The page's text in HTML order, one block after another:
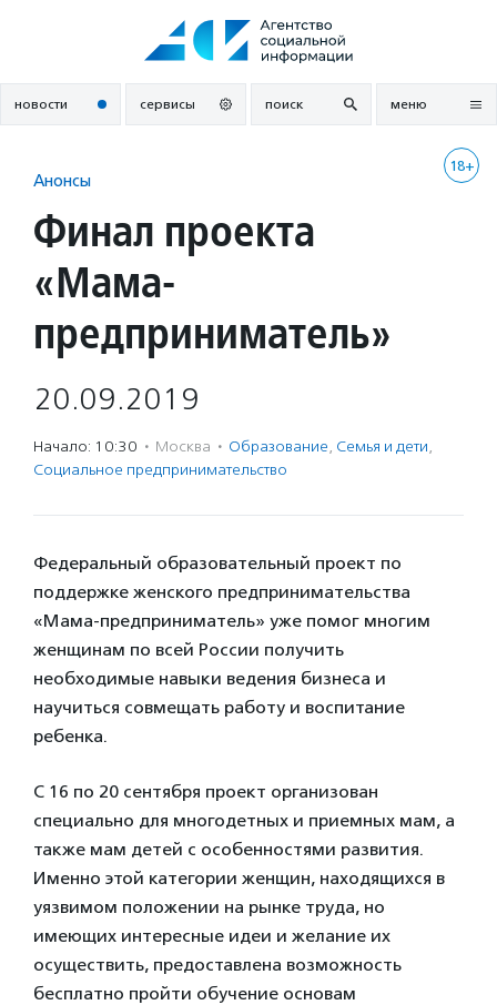
новости сервисы поиск меню
18+
Анонсы
Финал проекта
«Мама-
предприниматель»
20.09.2019
Начало: 10:30 · Москва · Образование, Семья и дети,
Социальное предпри­нима­тель­ство
Федеральный образовательный проект по
поддержке женского предпринимательства
«Мама-предприниматель» уже помог многим
женщинам по всей России получить
необходимые навыки ведения бизнеса и
научиться совмещать работу и воспитание
ребенка.
С 16 по 20 сентября проект организован
специально для многодетных и приемных мам, а
также мам детей с особенностями развития.
Именно этой категории женщин, находящихся в
уязвимом положении на рынке труда, но
имеющих интересные идеи и желание их
осуществить, предоставлена возможность
бесплатно пройти обучение основам